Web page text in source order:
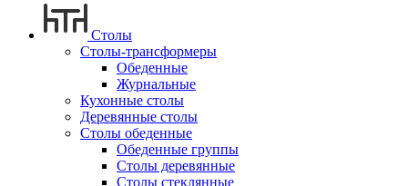
Столы
Столы-трансформеры
Обеденные
Журнальные
Кухонные столы
Деревянные столы
Столы обеденные
Обеденные группы
Столы деревянные
Столы стеклянные